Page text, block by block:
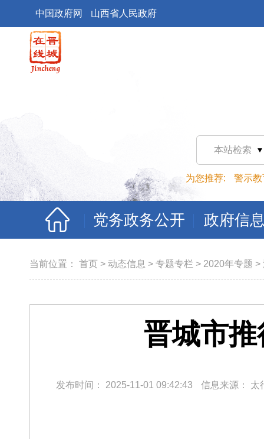
中国政府网 山西省人民政府
本站检索
为您推荐: 警示教
党务政务公开 政府信
当前位置： 首页 > 动态信息 > 专题专栏 > 2020年专题 >
晋城市
发布时间： 2025-11-01 09:42:43 信息来源： 太